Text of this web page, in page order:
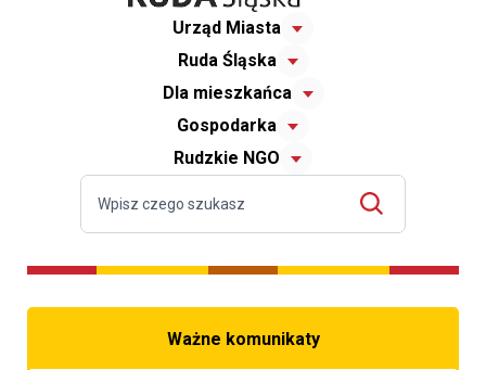
Urząd Miasta
Ruda Śląska
Dla mieszkańca
Gospodarka
Rudzkie NGO
Ważne komunikaty